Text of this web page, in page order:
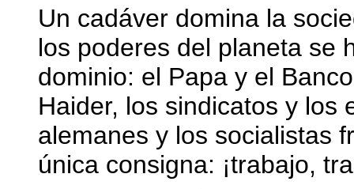
Un cadáver domina la
los poderes del planeta se
dominio: el Papa y el
Haider, los sindicatos y los
alemanes y los socialistas
única consigna: ¡trabajo,